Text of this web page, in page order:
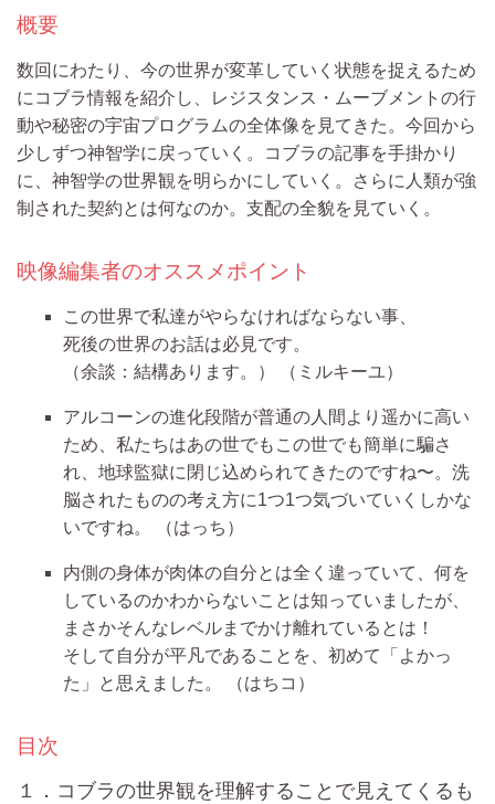
概要
数回にわたり、今の世界が変革していく状態を捉えるため
にコブラ情報を紹介し、レジスタンス・ムーブメントの行
動や秘密の宇宙プログラムの全体像を見てきた。今回から
少しずつ神智学に戻っていく。コブラの記事を手掛かり
に、神智学の世界観を明らかにしていく。さらに人類が強
制された契約とは何なのか。支配の全貌を見ていく。
映像編集者のオススメポイント
この世界で私達がやらなければならない事、
死後の世界のお話は必見です。
（余談：結構あります。）
（ミルキーユ）
アルコーンの進化段階が普通の人間より遥かに高い
ため、私たちはあの世でもこの世でも簡単に騙さ
れ、地球監獄に閉じ込められてきたのですね〜。洗
脳されたものの考え方に1つ1つ気づいていくしかな
いですね。
（はっち）
内側の身体が肉体の自分とは全く違っていて、何を
しているのかわからないことは知っていましたが、
まさかそんなレベルまでかけ離れているとは！
そして自分が平凡であることを、初めて「よかっ
た」と思えました。
（はちコ）
目次
１．コブラの世界観を理解することで見えてくるも